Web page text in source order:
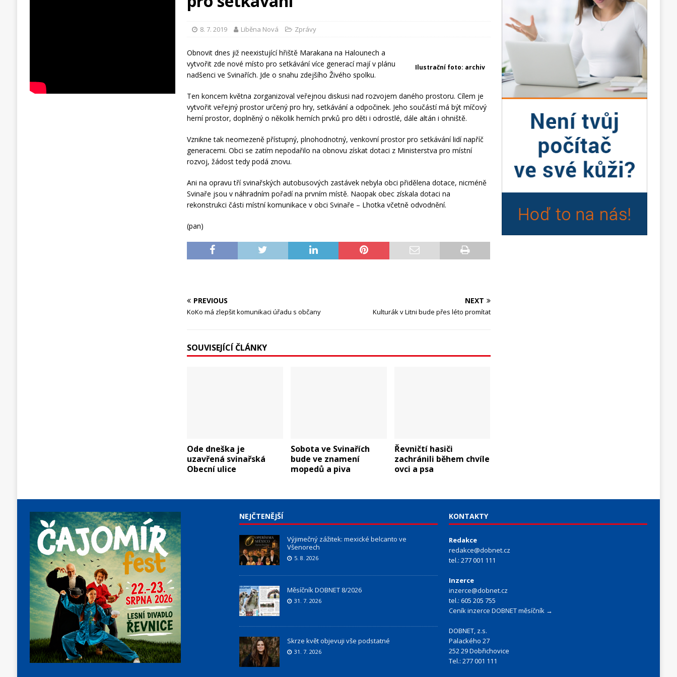
8. 7. 2019 Liběna Nová Zprávy
Ilustrační foto: archiv
Obnovit dnes již neexistující hřiště Marakana na Halounech a
vytvořit zde nové místo pro setkávání více generací mají v plánu
nadšenci ve Svinařích. Jde o snahu zdejšího Živého spolku.
Ten koncem května zorganizoval veřejnou diskusi nad rozvojem daného prostoru. Cílem je
vytvořit veřejný prostor určený pro hry, setkávání a odpočinek. Jeho součástí má být míčový
herní prostor, doplněný o několik herních prvků pro děti i odrostlé, dále altán i ohniště.
Vznikne tak neomezeně přístupný, plnohodnotný, venkovní prostor pro setkávání lidí napříč
generacemi. Obci se zatím nepodařilo na obnovu získat dotaci z Ministerstva pro místní
rozvoj, žádost tedy podá znovu.
Ani na opravu tří svinařských autobusových zastávek nebyla obci přidělena dotace, nicméně
Svinaře jsou v náhradním pořadí na prvním místě. Naopak obec získala dotaci na
rekonstrukci části místní komunikace v obci Svinaře – Lhotka včetně odvodnění.
(pan)
PREVIOUS
KoKo má zlepšit komunikaci úřadu s občany
NEXT
Kulturák v Litni bude přes léto promítat
SOUVISEJÍCÍ ČLÁNKY
Ode dneška je
uzavřená svinařská
Obecní ulice
Sobota ve Svinařích
bude ve znamení
mopedů a piva
Řevničtí hasiči
zachránili během chvíle
ovci a psa
NEJČTENĚJŠÍ
Výjimečný zážitek: mexické belcanto ve
Všenorech
5. 8. 2026
Měsíčník DOBNET 8/2026
31. 7. 2026
Skrze květ objevuji vše podstatné
31. 7. 2026
KONTAKTY
Redakce
redakce@dobnet.cz
tel.: 277 001 111
Inzerce
inzerce@dobnet.cz
tel.: 605 205 755
Ceník inzerce DOBNET měsíčník →
DOBNET, z.s.
Palackého 27
252 29 Dobřichovice
Tel.: 277 001 111